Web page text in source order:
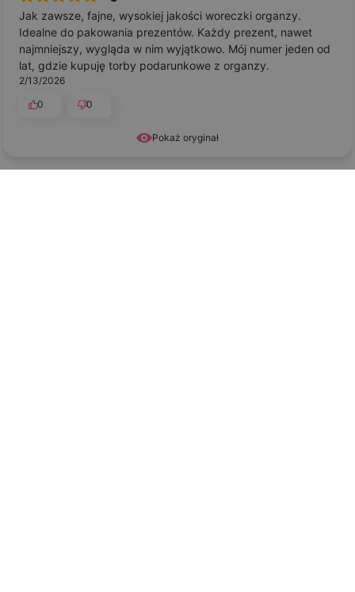
Pokaż oryginał
Jak zawsze, fajne, wysokiej jakości woreczki organzy.
Idealne do pakowania prezentów. Każdy prezent, nawet
najmniejszy, wygląda w nim wyjątkowo. Mój numer jeden od
lat, gdzie kupuję torby podarunkowe z organzy.
2/13/2026
0
0